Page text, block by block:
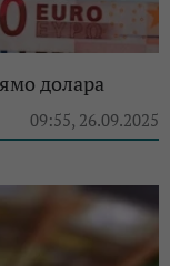
долара
09:55, 26.09.2025